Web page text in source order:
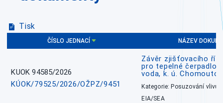
Tisk
ČÍSLO JEDNACÍ NÁZEV
KUOK 94585/2026
KÚOK/79525/2026/OŽPZ/9451
Závěr zjišťovacího
pro tepelné čerpadlo
voda, k. ú. Chomoutov
Kategorie: Posuzování vlivů
EIA/SEA